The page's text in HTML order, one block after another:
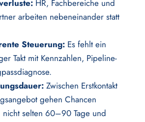
HR, Fachbereiche und
arbeiten nebeneinander statt
Steuerung:Es fehlt ein
Takt mit Kennzahlen, Pipeline-
Zwischen Erstkontakt
gehen Chancen
selten 60–90 Tage und